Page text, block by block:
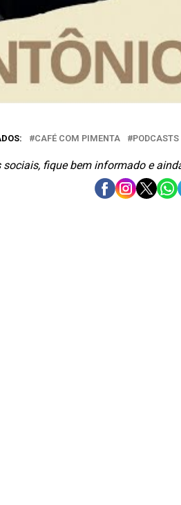
CAFÉ COM PIMENTA PODCASTS
sociais, fique bem informado e